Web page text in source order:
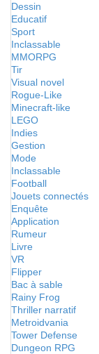
Dessin
Educatif
Sport
Inclassable
MMORPG
Tir
Visual novel
Rogue-Like
Minecraft-like
LEGO
Indies
Gestion
Mode
Inclassable
Football
Jouets connectés
Enquête
Application
Rumeur
Livre
VR
Flipper
Bac à sable
Rainy Frog
Thriller narratif
Metroidvania
Tower Defense
Dungeon RPG